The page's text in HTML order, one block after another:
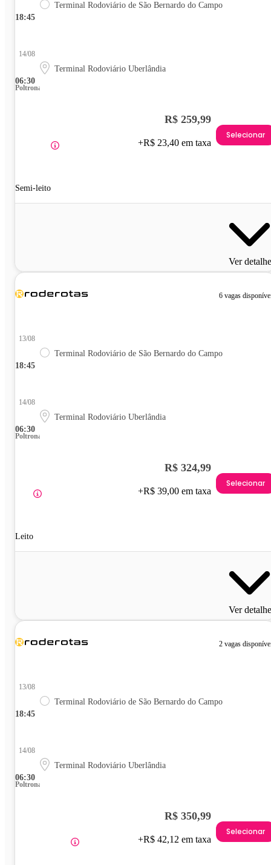
18:45
Terminal Rodoviário de São Bernardo do Campo
06:30
14/08
Terminal Rodoviário Uberlândia
Poltrona
Semi-leito
R$ 259,99
+R$ 23,40 em taxa
Selecionar
Ver
6 vagas
18:45
13/08
Terminal Rodoviário de São Bernardo do Campo
06:30
14/08
Terminal Rodoviário Uberlândia
Poltrona
Leito
R$ 324,99
+R$ 39,00 em taxa
Selecionar
Ver
2 vagas
18:45
13/08
Terminal Rodoviário de São Bernardo do Campo
06:30
14/08
Terminal Rodoviário Uberlândia
Poltrona
R$ 350,99
+R$ 42,12 em taxa
Selecionar